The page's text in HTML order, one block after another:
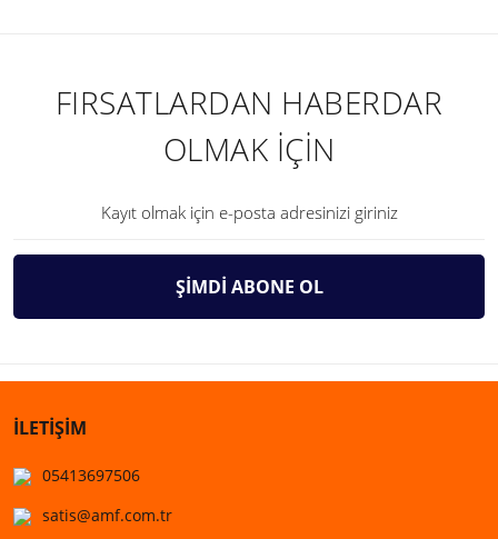
FIRSATLARDAN HABERDAR
OLMAK İÇİN
ŞİMDİ ABONE OL
İLETİŞİM
05413697506
satis@amf.com.tr